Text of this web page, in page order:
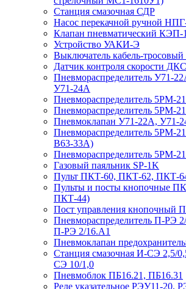
Станция смазочная СДР
Насос перекачной ручной
Клапан пневматический
Устройство УАКИ-Э
Выключатель кабель-
Датчик контроля скорости ДКС
Пневмораспределитель У71-
У71-24А
Пневмораспределитель 5РМ-
Пневмораспределитель 5РМ-
Пневмоклапан У71-22А, У71-
Пневмораспределитель 5РМ-
В63-33А)
Пневмораспределитель 5РМ-
Газовый паяльник SP-1K
Пульт ПКТ-60, ПКТ-62, ПКТ-
Пульты и посты кнопочные
ПКТ-44)
Пост управления кнопочный
Пневмораспределитель П-РЭ
П-РЭ 2/16.А1
Пневмоклапан
Станция смазочная И-СЭ 2,5/
СЭ 10/1,0
Пневмоблок ПБ16.21, ПБ16.31
Реле указательное РЭУ11-20,